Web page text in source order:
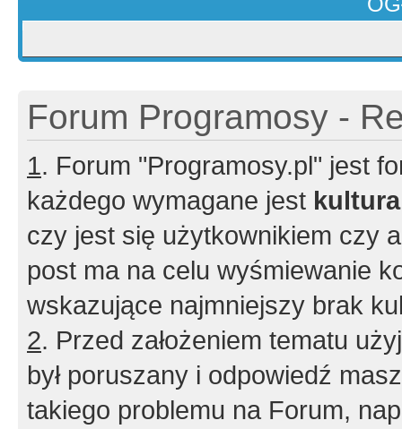
Forum Programosy -
1. Forum "Programosy.pl" jest
każdego wymagane jest
czy jest się użytkownikiem czy
post ma na celu wyśmiewanie
wskazujące najmniejszy brak
2. Przed założeniem tematu
był poruszany i odpowiedź
takiego problemu na Forum,